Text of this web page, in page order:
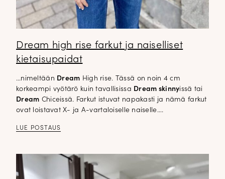
Dream high rise farkut ja naiselliset
kietaisupaidat
…nimeltään Dream High rise. Tässä on noin 4 cm
korkeampi vyötärö kuin tavallisissa Dream skinnyissä tai
Dream Chiceissä. Farkut istuvat napakasti ja nämä farkut
ovat loistavat X- ja A-vartaloiselle naiselle….
LUE POSTAUS